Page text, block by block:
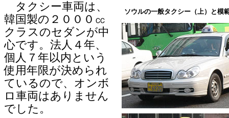
ソウルの一般タクシー（上）と模
タクシー車両は、
韓国製の２０００㏄
クラスのセダンが中
心です。法人４年、
個人７年以内という
使用年限が決められ
ているので、オンボ
ロ車両はありません
でした。